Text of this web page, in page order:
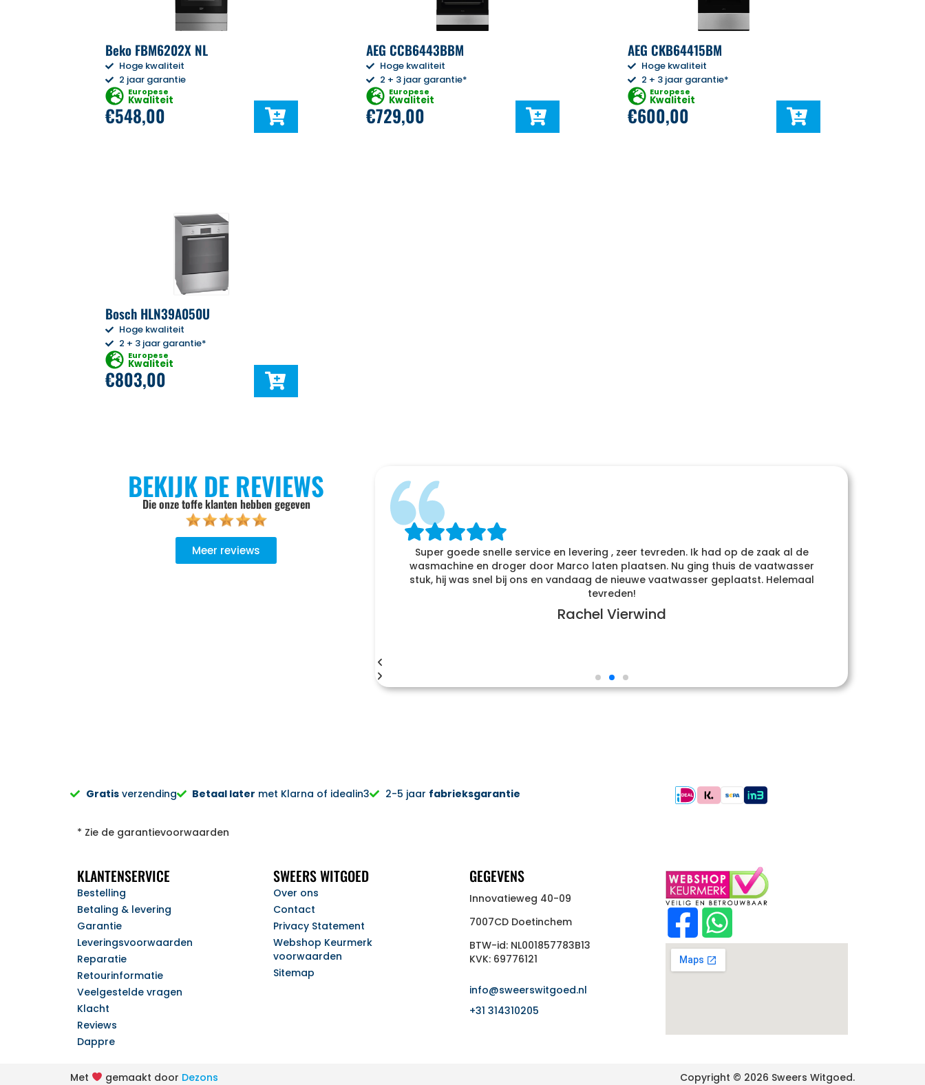
Beko FBM6202X NL
Hoge kwaliteit
2 jaar garantie
Europese
Kwaliteit
€548,00
AEG CCB6443BBM
Hoge kwaliteit
2 + 3 jaar garantie*
Europese
Kwaliteit
€729,00
AEG CKB64415BM
Hoge kwaliteit
2 + 3 jaar garantie*
Europese
Kwaliteit
€600,00
Bosch HLN39A050U
Hoge kwaliteit
2 + 3 jaar garantie*
Europese
Kwaliteit
€803,00
BEKIJK DE REVIEWS
Die onze toffe klanten hebben gegeven
Meer reviews
geadviseerd, niet opdringerig, de keuze wordt aan je zelf
wordt goed werk geleverd, het oude product wordt meegenomen
Super goede snelle service en levering , zeer tevreden. Ik had op de zaak al de
wasmachine en droger door Marco laten plaatsen. Nu ging thuis de vaatwasser
stuk, hij was snel bij ons en vandaag de nieuwe vaatwasser geplaatst. Helemaal
tevreden!
Rachel Vierwind
Gratisverzending Betaal later met Klarna of idealin3 2-5 jaar fabrieksgarantie
* Zie de garantievoorwaarden
KLANTENSERVICE
Bestelling
Betaling & levering
Garantie
Leveringsvoorwaarden
Reparatie
Retourinformatie
Veelgestelde vragen
Klacht
Reviews
Dappre
SWEERS WITGOED
Over ons
Contact
Privacy Statement
Webshop Keurmerk
voorwaarden
Sitemap
GEGEVENS
Innovatieweg 40-09
7007CD Doetinchem
BTW-id: NL001857783B13
KVK: 69776121
info@sweerswitgoed.nl
+31 314310205
Met gemaakt door Dezons
Copyright © 2026 Sweers Witgoed.